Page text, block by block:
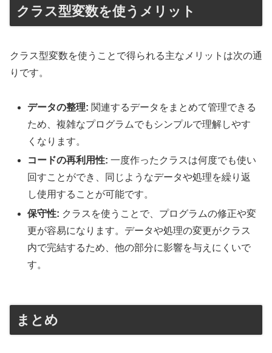
クラス型変数を使うメリット
クラス型変数を使うことで得られる主なメリットは次の通
りです。
データの整理: 関連するデータをまとめて管理できる
ため、複雑なプログラムでもシンプルで理解しやす
くなります。
コードの再利用性: 一度作ったクラスは何度でも使い
回すことができ、同じようなデータや処理を繰り返
し使用することが可能です。
保守性: クラスを使うことで、プログラムの修正や変
更が容易になります。データや処理の変更がクラス
内で完結するため、他の部分に影響を与えにくいで
す。
まとめ